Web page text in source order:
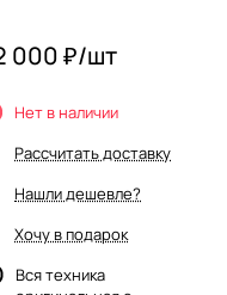
000 ₽/шт
Нет в наличии
Рассчитать доставку
Нашли дешевле?
Хочу в подарок
Вся техника